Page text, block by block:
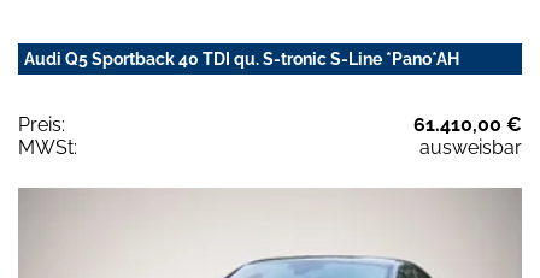
Audi Q5 Sportback 40 TDI qu. S-tronic S-Line *Pano*AH
Preis:
61.410,00 €
MWSt:
ausweisbar